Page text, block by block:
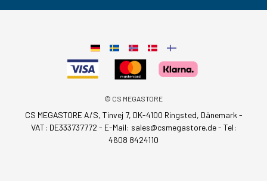
© CS MEGASTORE
CS MEGASTORE A/S, Tinvej 7, DK-4100 Ringsted, Dänemark -
VAT: DE333737772 - E-Mail: sales@csmegastore.de- Tel:
4608 8424110